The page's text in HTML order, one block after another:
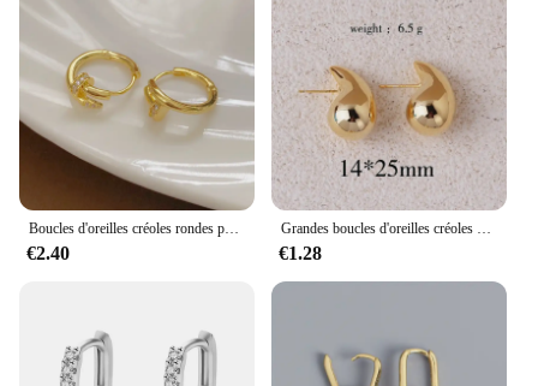
€2.40 €1.28